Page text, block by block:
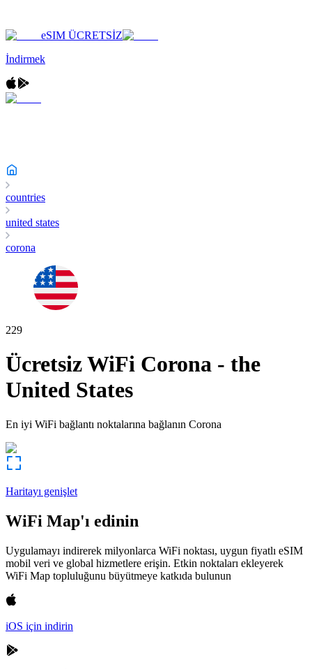
eSIM ÜCRETSİZ
İndirmek
countries
united states
corona
229
Ücretsiz WiFi Corona - the
United States
En iyi WiFi bağlantı noktalarına bağlanın Corona
Haritayı genişlet
WiFi Map'ı edinin
Uygulamayı indirerek milyonlarca WiFi noktası, uygun fiyatlı eSIM
mobil veri ve global hizmetlere erişin. Etkin noktaları ekleyerek
WiFi Map topluluğunu büyütmeye katkıda bulunun
iOS için indirin